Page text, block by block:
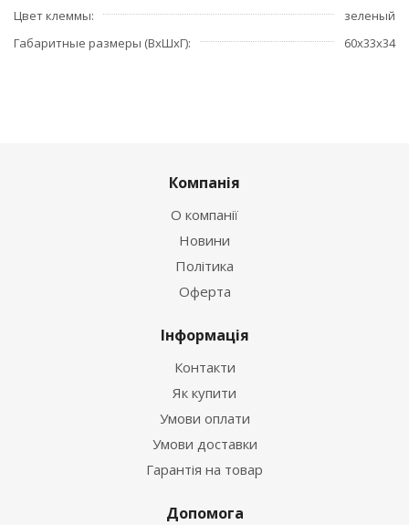
Цвет клеммы
зеленый
Габаритные размеры (ВхШхГ)
60х33х34
Компанія
О компанії
Новини
Політика
Оферта
Інформація
Контакти
Як купити
Умови оплати
Умови доставки
Гарантія на товар
Допомога